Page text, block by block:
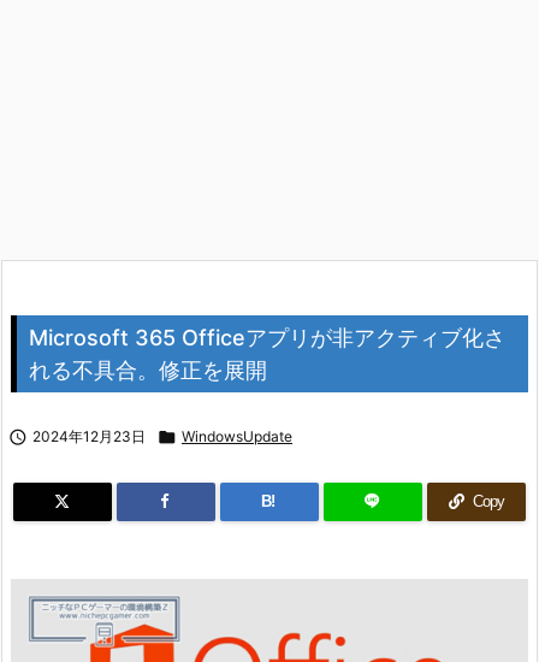
Microsoft 365 Officeアプリが非アクティブ化さ
れる不具合。修正を展開
 2024年12月23日  WindowsUpdate
B! Copy